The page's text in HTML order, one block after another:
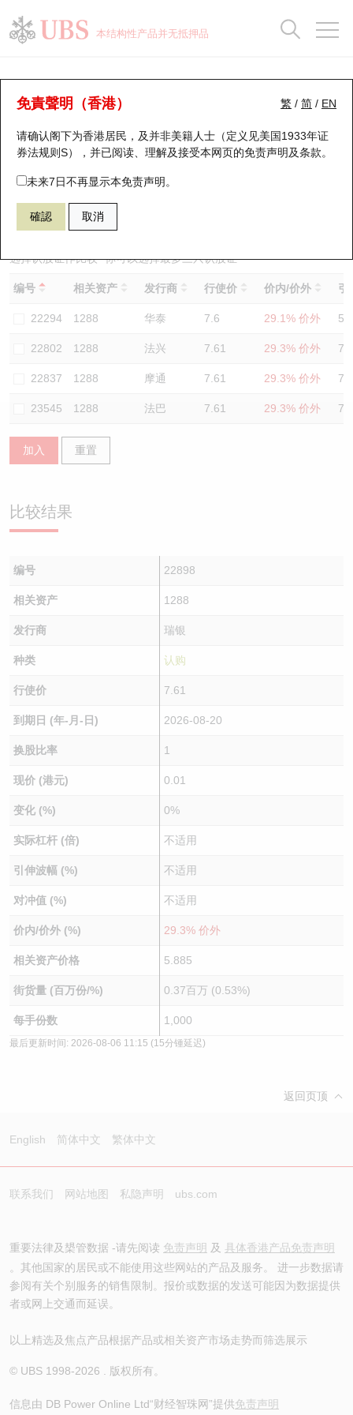
本结构性产品并无抵押品
繁 / 简 / EN
免責聲明（香港）
请确认阁下为香港居民，及并非美籍人士（定义见美国1933年证
券法规则S），并已阅读、理解及接受本网页的免责声明及条款。
未来7日不再显示本免责声明。
確認 取消
认股证分析仪
表现 街货统计 比较
22898 瑞银认购 1288 农业银行
选择认股证作比较*你可以选择最多三只认股证
编号 相关资产 发行商 行使价 价内/价外 引
22294 1288 华泰 7.6 29.1% 价外
22802 1288 法兴 7.61 29.3% 价外
22837 1288 摩通 7.61 29.3% 价外
23545 1288 法巴 7.61 29.3% 价外
加入 重置
比较结果
编号 22898
相关资产 1288
发行商 瑞银
种类 认购
行使价 7.61
到期日 (年-月-日) 2026-08-20
换股比率 1
现价 (港元) 0.01
变化 (%) 0%
实际杠杆 (倍) 不适用
引伸波幅 (%) 不适用
对冲值 (%) 不适用
价内/价外 (%) 29.3% 价外
相关资产价格 5.885
街货量 (百万份/%) 0.37百万 (0.53%)
每手份数 1,000
最后更新时间: 2026-08-06 11:15 (15分锺延迟)
返回页顶
English 简体中文 繁体中文
联系我们 网站地图 私隐声明 ubs.com
重要法律及槼管数据 -请先阅读 免责声明 及 具体香港产品免责声明
。其他国家的居民或不能使用这些网站的产品及服务。 进一步数据请
参阅有关个别服务的销售限制。报价或数据的发送可能因为数据提供
者或网上交通而延误。
以上精选及焦点产品根据产品或相关资产市场走势而筛选展示
© UBS 1998-2026 . 版权所有。
信息由 DB Power Online Ltd“财经智珠网”提供免责声明
瑞银认股证一览
新发行瑞银认股证
即将到期认股证
认股证到期结算价查找
认股证分析仪
认股证速算机
认股证/牛熊证日志
认股证文件及公告
认股证文件及公告 (瑞信)
街货统计
比较
牛熊全景快搜
牛熊证搜寻
牛熊证街货分布图
正股牛熊证列表
新发行瑞银牛熊证
已收回牛熊证剩余价值
牛熊证到期结算价查找
牛熊证分析仪
牛熊证速算机
牛熊证文件及公告 (瑞信)
街货统计
比较
十大升幅/跌幅
十大认股证成交分布
十天股证占大市成交
资金流
街货统计
三十大平均引伸波幅
正股分析仪
二十大活跃股份
恒指成份股
国指成份股
科指成份股
相关资产沽空
中资ETFs溢价比较
AH 股价对照
即市板块表现
收市竞价变化
持股比重
显示所有持股比重
每月轮证大市专题
轮证专栏
讲座及教育短片
认股证投资者教育
牛熊证投资者教育
认股证牛熊证常问问题